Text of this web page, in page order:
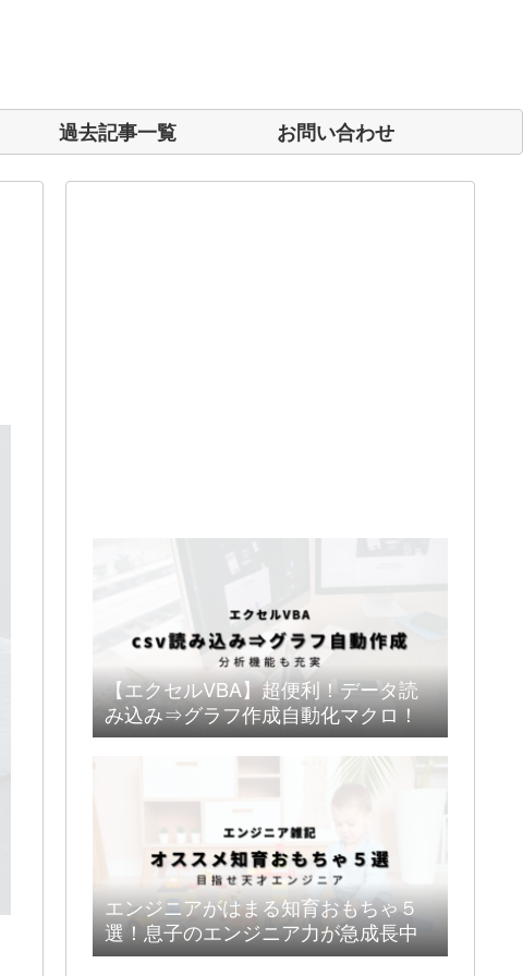
過去記事一覧 お問い合わせ
【エクセルVBA】超便利！データ読
み込み⇒グラフ作成自動化マクロ！
エンジニアがはまる知育おもちゃ５
選！息子のエンジニア力が急成長中